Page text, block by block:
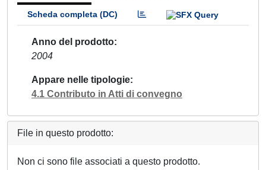
Scheda completa (DC)
Anno del prodotto
2004
Appare nelle tipologie
4.1 Contributo in Atti di convegno
File in questo prodotto:
Non ci sono file associati a questo prodotto.